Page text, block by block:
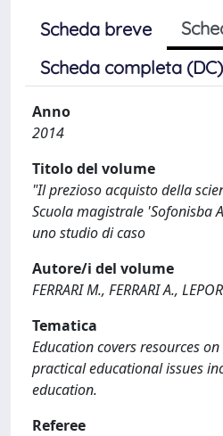
Scheda breve
Scheda completa (DC)
Anno
2014
Titolo del volume
"Il prezioso acquisto della
Scuola magistrale 'Sofonisba
uno studio di caso
Autore/i del volume
FERRARI M., FERRARI A.,
Tematica
Education covers resources
practical educational issues
education.
Referee